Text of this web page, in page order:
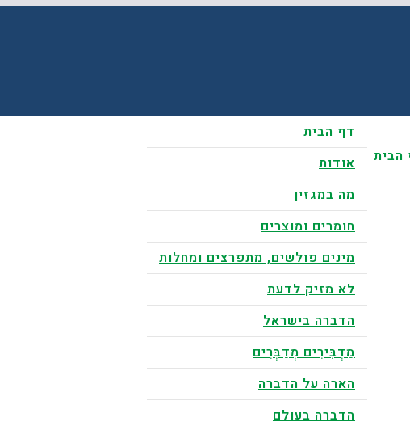
הבית
דף הבית
אודות
מה במגזין
חומרים ומוצרים
מינים פולשים, מתפרצים ומחלות
לא מזיק לדעת
הדברה בישראל
מַדְבִּירִים מְדַבְּרִים
הארה על הדברה
הדברה בעולם